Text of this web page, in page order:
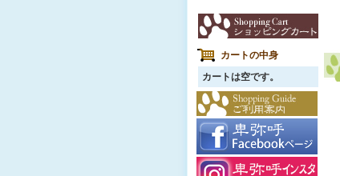
カートの中身
カートは空です。